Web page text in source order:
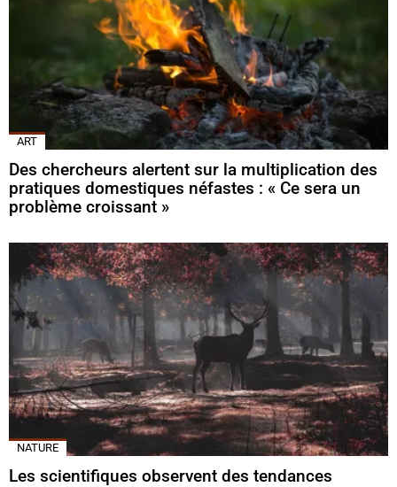
ART
Des chercheurs alertent sur la multiplication des
pratiques domestiques néfastes : « Ce sera un
problème croissant »
NATURE
Les scientifiques observent des tendances